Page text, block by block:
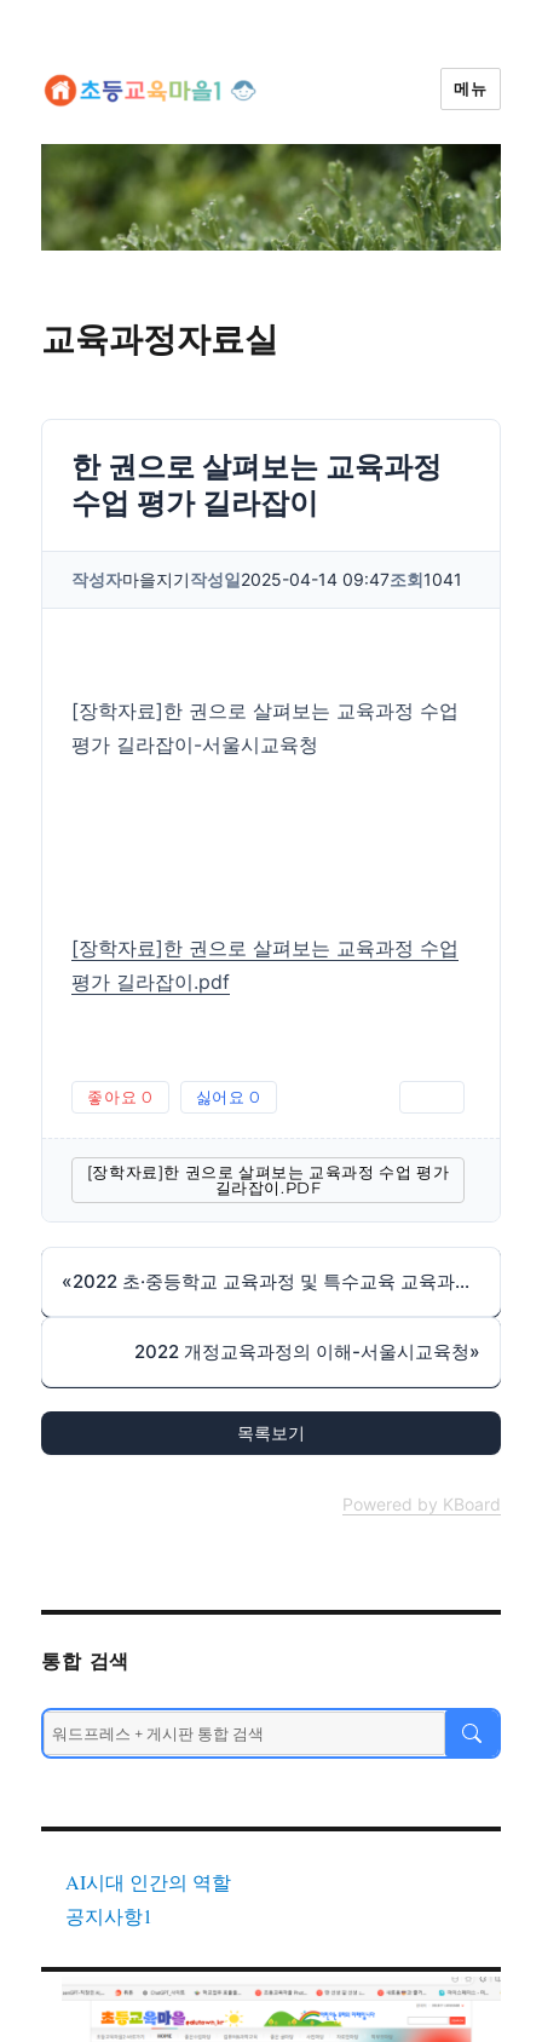
메뉴
교육과정자료실
한 권으로 살펴보는 교육과정
수업 평가 길라잡이
작성자마을지기작성일2025-04-14 09:47조회1041
[장학자료]한 권으로 살펴보는 교육과정 수업
평가 길라잡이-서울시교육청
[장학자료]한 권으로 살펴보는 교육과정 수업
평가 길라잡이.pdf
좋아요 0 싫어요 0
[장학자료]한 권으로 살펴보는 교육과정 수업 평가
길라잡이.PDF
« 2022 초·중등학교 교육과정 및 특수교육 교육과정 일부개정 고시 (2024-0816) 출처: https://edutown.tistory.com/1594 [초등교육마을2:티스토리]
2022 개정교육과정의 이해-서울시교육청»
목록보기
Powered by KBoard
통합 검색
AI시대 인간의 역할
공지사항1